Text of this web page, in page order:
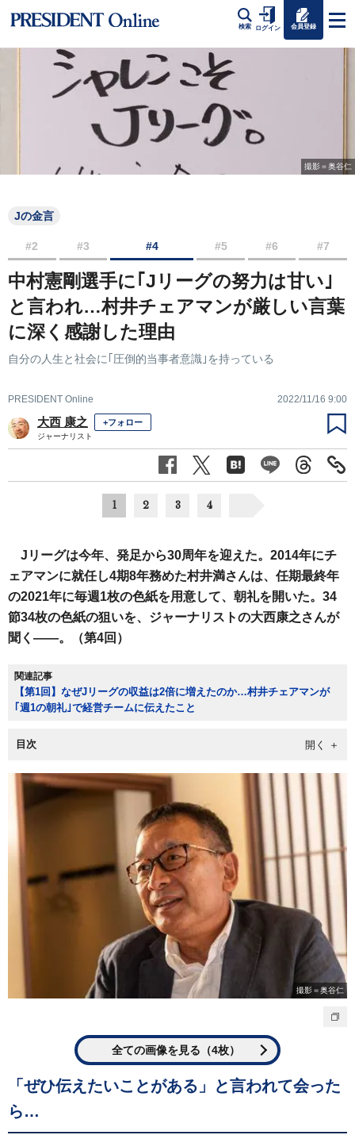
検索 ログイン 会員登録
撮影＝奥谷仁
Jの金言
#2 #3 #4 #5 #6 #7
中村憲剛選手に｢Jリーグの努力は甘い｣
と言われ…村井チェアマンが厳しい言葉
に深く感謝した理由
自分の人生と社会に｢圧倒的当事者意識｣を持っている
PRESIDENT Online 2022/11/16 9:00
大西 康之 +フォロー
ジャーナリスト
1 2 3 4
Jリーグは今年、発足から30周年を迎えた。2014年にチ
ェアマンに就任し4期8年務めた村井満さんは、任期最終年
の2021年に毎週1枚の色紙を用意して、朝礼を開いた。34
節34枚の色紙の狙いを、ジャーナリストの大西康之さんが
聞く――。（第4回）
関連記事
【第1回】なぜJリーグの収益は2倍に増えたのか…村井チェアマンが
｢週1の朝礼｣で経営チームに伝えたこと
目次
撮影＝奥谷仁
全ての画像を見る（4枚）
「ぜひ伝えたいことがある」と言われて会った
ら…